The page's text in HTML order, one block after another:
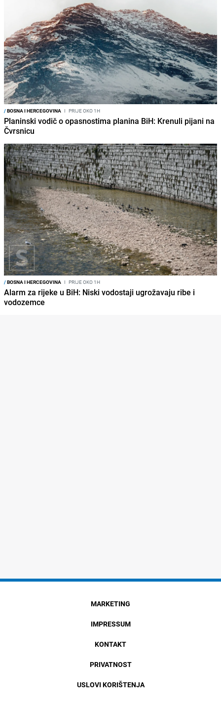
/BOSNA I HERCEGOVINA I PRIJE OKO 1H
Planinski vodič o opasnostima planina BiH: Krenuli pijani na
Čvrsnicu
/BOSNA I HERCEGOVINA I PRIJE OKO 1H
Alarm za rijeke u BiH: Niski vodostaji ugrožavaju ribe i
vodozemce
MARKETING
IMPRESSUM
KONTAKT
PRIVATNOST
USLOVI KORIŠTENJA